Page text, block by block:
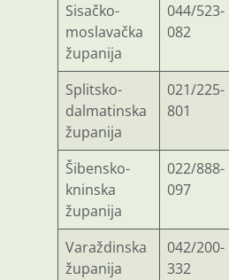
Sisačko-
moslavačka
županija
044/523-
082
Splitsko-
dalmatinska
županija
021/225-
801
Šibensko-
kninska
županija
022/888-
097
Varaždinska
županija
042/200-
332